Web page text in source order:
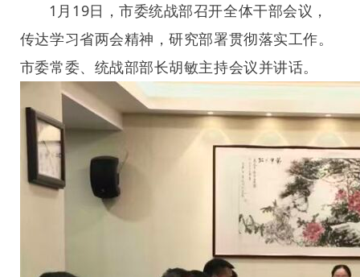
1月19日，市委统战部召开全体干部会议，
传达学习省两会精神，研究部署贯彻落实工作。
市委常委、统战部部长胡敏主持会议并讲话。